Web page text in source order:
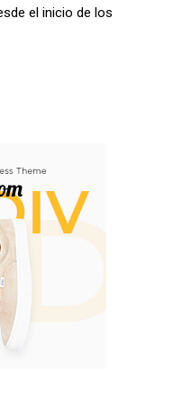
el inicio de los